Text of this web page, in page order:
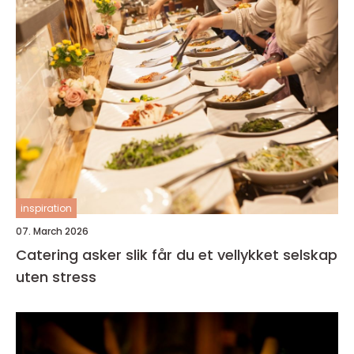
inspiration
07. March 2026
Catering asker slik får du et vellykket selskap
uten stress